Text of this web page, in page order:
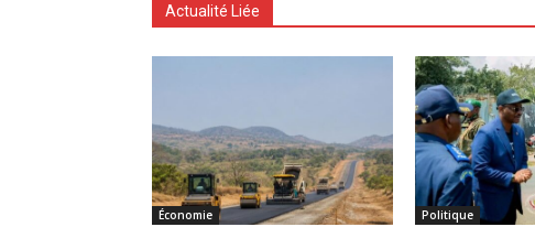
Actualité Liée
Économie Politique